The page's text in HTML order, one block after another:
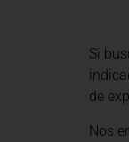
Si
de
Nos